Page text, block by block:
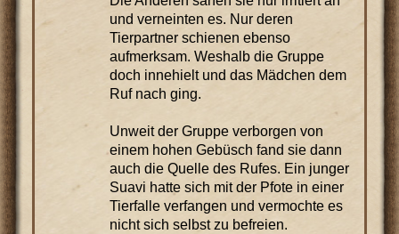
und verneinten es. Nur deren
Tierpartner schienen ebenso
aufmerksam. Weshalb die Gruppe
doch innehielt und das Mädchen dem
Ruf nach ging.
Unweit der Gruppe verborgen von
einem hohen Gebüsch fand sie dann
auch die Quelle des Rufes. Ein junger
Suavi hatte sich mit der Pfote in einer
Tierfalle verfangen und vermochte es
nicht sich selbst zu befreien.